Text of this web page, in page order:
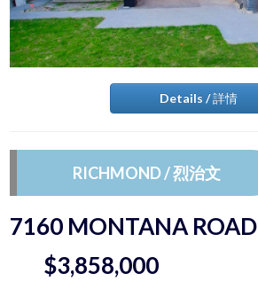
Details / 詳情
RICHMOND / 烈治文
7160 MONTANA ROAD
$3,858,000